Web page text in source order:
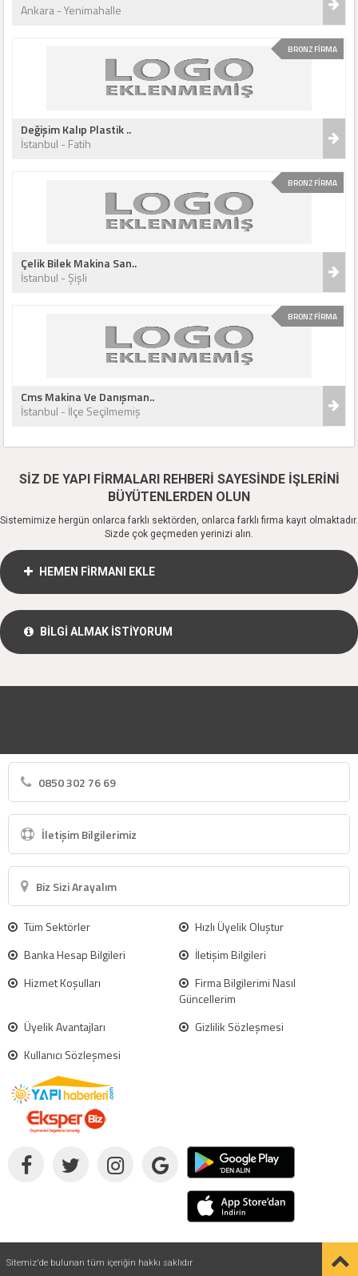
Ankara - Yenimahalle
BRONZ FİRMA
Değişim Kalıp Plastik ..
İstanbul - Fatih
BRONZ FİRMA
Çelik Bilek Makina San..
İstanbul - Şişli
BRONZ FİRMA
Cms Makina Ve Danışman..
İstanbul - İlçe Seçilmemiş
SİZ DE YAPI FİRMALARI REHBERİ SAYESİNDE İŞLERİNİ
BÜYÜTENLERDEN OLUN
Sistemimize hergün onlarca farklı sektörden, onlarca farklı firma kayıt olmaktadır.
Sizde çok geçmeden yerinizi alın.
HEMEN FİRMANI EKLE
BİLGİ ALMAK İSTİYORUM
0850 302 76 69
İletişim Bilgilerimiz
Biz Sizi Arayalım
Tüm Sektörler
Hızlı Üyelik Oluştur
Banka Hesap Bilgileri
İletişim Bilgileri
Hizmet Koşulları
Firma Bilgilerimi Nasıl
Güncellerim
Üyelik Avantajları
Gizlilik Sözleşmesi
Kullanıcı Sözleşmesi
Sitemiz'de bulunan tüm içeriğin hakkı saklıdır